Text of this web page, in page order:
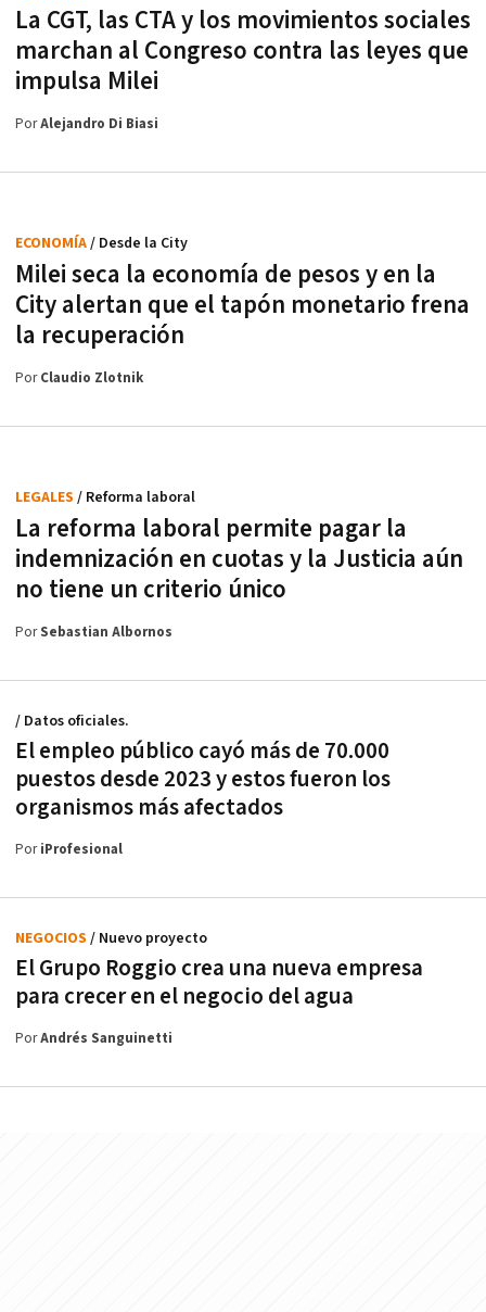
La CGT, las CTA y los movimientos sociales
marchan al Congreso contra las leyes que
impulsa Milei
PorAlejandro Di Biasi
Milei seca la economía de pesos y en la
City alertan que el tapón monetario frena
la recuperación
ECONOMÍA/ Desde la City
PorClaudio Zlotnik
La reforma laboral permite pagar la
indemnización en cuotas y la Justicia aún
no tiene un criterio único
LEGALES / Reforma laboral
PorSebastian Albornos
El empleo público cayó más de 70.000
puestos desde 2023 y estos fueron los
organismos más afectados
/ Datos oficiales.
PoriProfesional
El Grupo Roggio crea una nueva empresa
para crecer en el negocio del agua
NEGOCIOS / Nuevo proyecto
PorAndrés Sanguinetti